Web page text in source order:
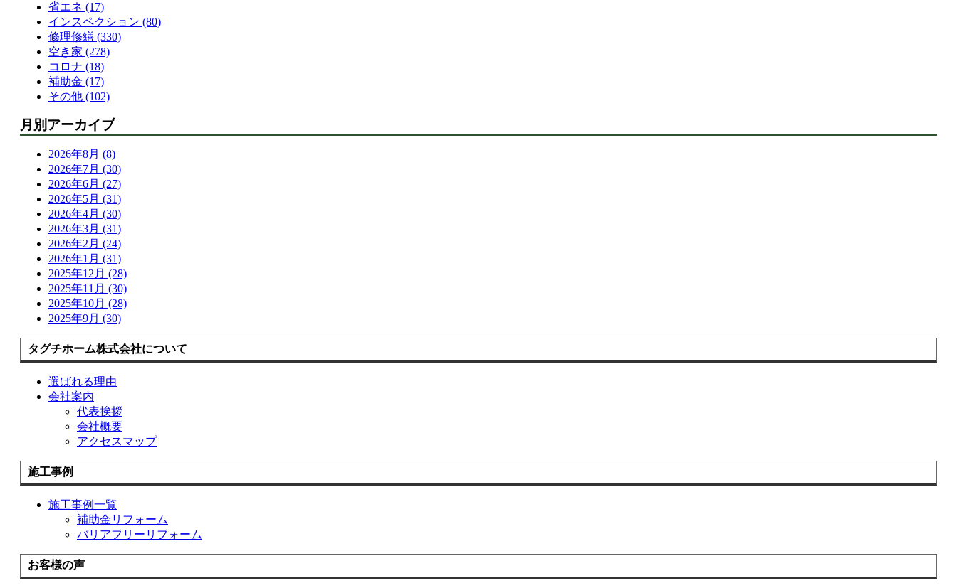
省エネ (17)
インスペクション (80)
修理修繕 (330)
空き家 (278)
コロナ (18)
補助金 (17)
その他 (102)
月別アーカイブ
2026年8月 (8)
2026年7月 (30)
2026年6月 (27)
2026年5月 (31)
2026年4月 (30)
2026年3月 (31)
2026年2月 (24)
2026年1月 (31)
2025年12月 (28)
2025年11月 (30)
2025年10月 (28)
2025年9月 (30)
タグチホーム株式会社について
選ばれる理由
会社案内
代表挨拶
会社概要
アクセスマップ
施工事例
施工事例一覧
補助金リフォーム
バリアフリーリフォーム
お客様の声